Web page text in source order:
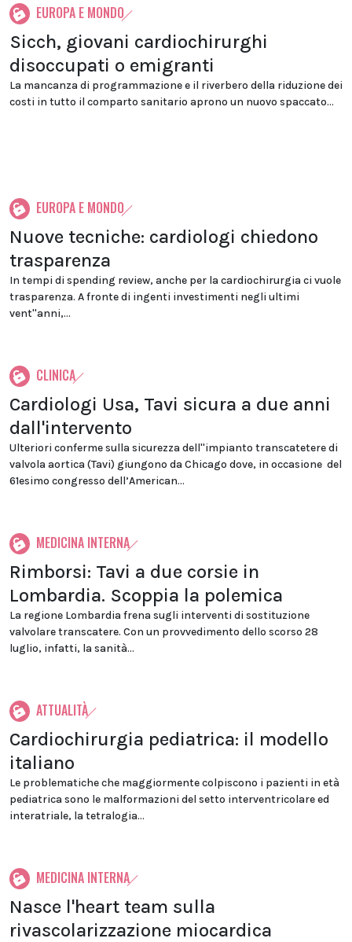
EUROPA E MONDO
Sicch, giovani cardiochirurghi
disoccupati o emigranti
La mancanza di programmazione e il riverbero della riduzione dei
costi in tutto il comparto sanitario aprono un nuovo spaccato...
EUROPA E MONDO
Nuove tecniche: cardiologi chiedono
trasparenza
In tempi di spending review, anche per la cardiochirurgia ci vuole
trasparenza. A fronte di ingenti investimenti negli ultimi
vent''anni,...
CLINICA
Cardiologi Usa, Tavi sicura a due anni
dall'intervento
Ulteriori conferme sulla sicurezza dell''impianto transcatetere di
valvola aortica (Tavi) giungono da Chicago dove, in occasione del
61esimo congresso dell’American...
MEDICINA INTERNA
Rimborsi: Tavi a due corsie in
Lombardia. Scoppia la polemica
La regione Lombardia frena sugli interventi di sostituzione
valvolare transcatere. Con un provvedimento dello scorso 28
luglio, infatti, la sanità...
ATTUALITÀ
Cardiochirurgia pediatrica: il modello
italiano
Le problematiche che maggiormente colpiscono i pazienti in età
pediatrica sono le malformazioni del setto interventricolare ed
interatriale, la tetralogia...
MEDICINA INTERNA
Nasce l'heart team sulla
rivascolarizzazione miocardica